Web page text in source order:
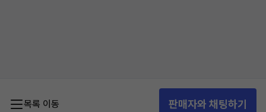
목록 이동 판매자와 채팅하기